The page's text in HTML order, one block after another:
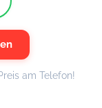
am Telefon!